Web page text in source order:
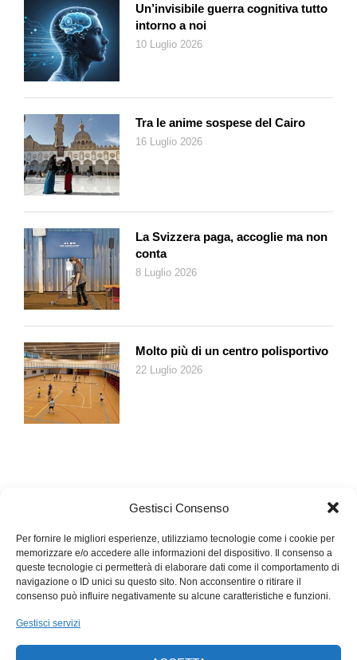
Gestisci Consenso
Per fornire le migliori esperienze, utilizziamo tecnologie come i cookie per
memorizzare e/o accedere alle informazioni del dispositivo. Il consenso a
queste tecnologie ci permetterà di elaborare dati come il comportamento di
navigazione o ID unici su questo sito. Non acconsentire o ritirare il
consenso può influire negativamente su alcune caratteristiche e funzioni.
Gestisci servizi
Un’invisibile guerra cognitiva tutto
intorno a noi
10 Luglio 2026
Tra le anime sospese del Cairo
16 Luglio 2026
La Svizzera paga, accoglie ma non
conta
8 Luglio 2026
Molto più di un centro polisportivo
22 Luglio 2026